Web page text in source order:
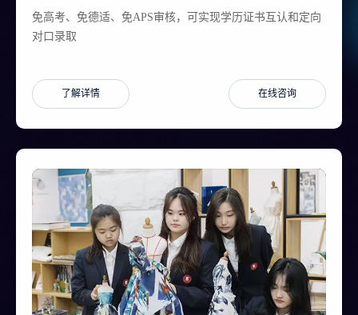
免高考、免德适、免APS审核，可实现学历证书互认和定向
对口录取
了解详情 在线咨询